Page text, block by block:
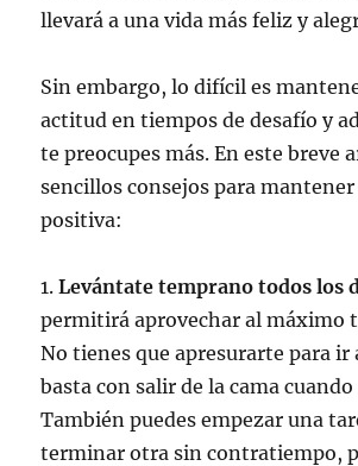
llevará a una vida más feliz y
Sin embargo, lo difícil es
actitud en tiempos de desafío y
te preocupes más. En este breve
sencillos consejos para
positiva:
1.Levántate temprano todos los
permitirá aprovechar al máximo
No tienes que apresurarte para ir
basta con salir de la cama
También puedes empezar una
terminar otra sin contratiempo,